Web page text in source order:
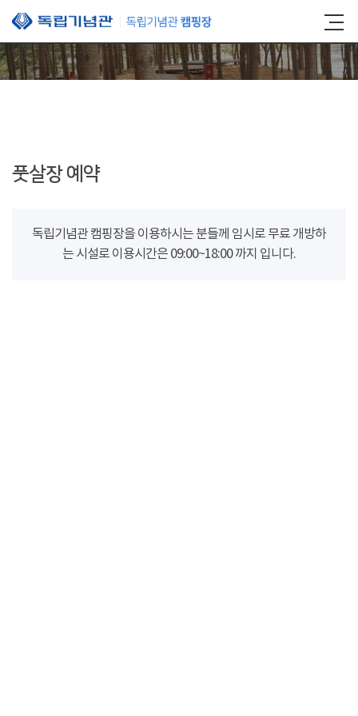
본문 바로가기
풋살장 예약
독립기념관 캠핑장을 이용하시는 분들께 임시로 무료 개방하
는 시설로 이용시간은 09:00~18:00 까지 입니다.